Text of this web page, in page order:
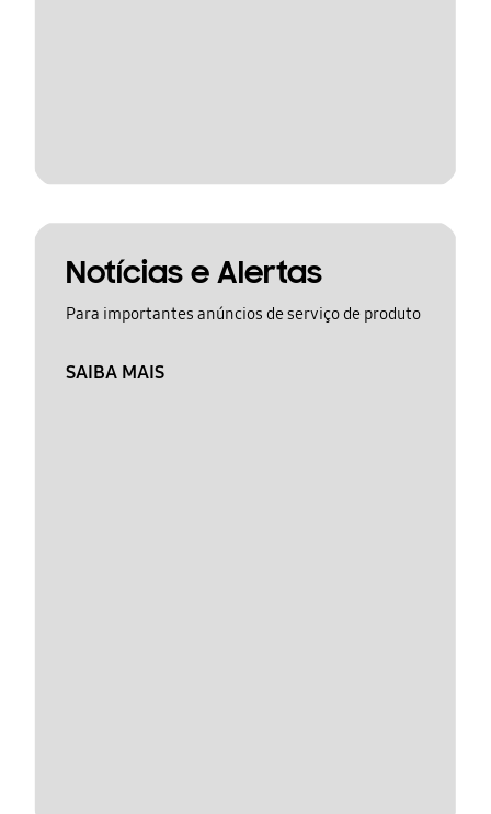
Notícias e Alertas
Para importantes anúncios de serviço de produto
SAIBA MAIS